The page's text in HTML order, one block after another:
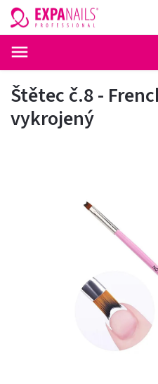
Štětec č.8 -
vykrojený